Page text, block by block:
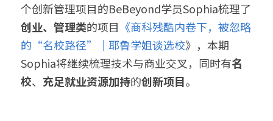
个创新管理项目的BeBeyond学员Sophia梳理了
创业、管理类的项目 《商科残酷内卷下，被忽略
的“名校路径”｜耶鲁学姐谈选校》，本期
Sophia将继续梳理技术与商业交叉，同时有名
校、 充足就业资源加持的创新项目。